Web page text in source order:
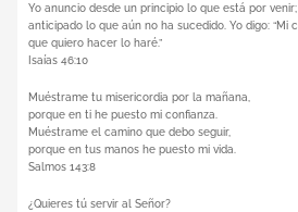
Yo anuncio desde un principio lo que está por
anticipado lo que aún no ha sucedido. Yo digo: “Mi
que quiero hacer lo haré.”
Isaías 46:10
Muéstrame tu misericordia por la mañana,
porque en ti he puesto mi confianza.
Muéstrame el camino que debo seguir,
porque en tus manos he puesto mi vida.
Salmos 143:8
¿Quieres tú servir al Señor?